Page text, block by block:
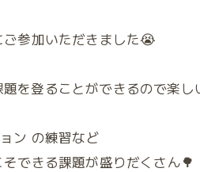
参加いただきました😭
を登ることができるので楽し
ン の練習など
できる課題が盛りだくさん🌳